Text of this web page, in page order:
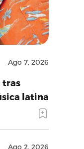
Ago 7, 2026
tras
latina
Ago 2, 2026